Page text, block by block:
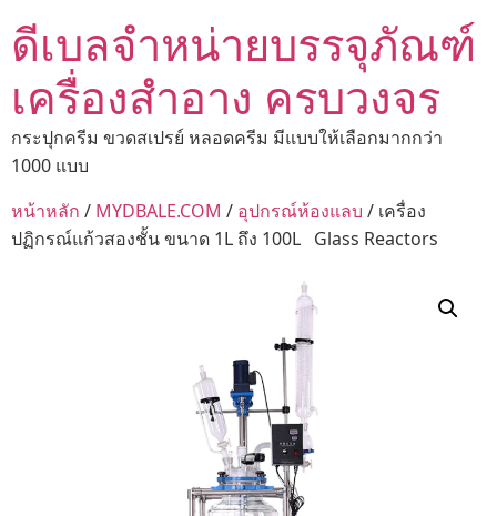
ดีเบลจำหน่ายบรรจุภัณฑ์
เครื่องสำอาง ครบวงจร
กระปุกครีม ขวดสเปรย์ หลอดครีม มีแบบให้เลือกมากกว่า
1000 แบบ
หน้าหลัก / MYDBALE.COM / อุปกรณ์ห้องแลบ / เครื่อง
ปฏิกรณ์แก้วสองชั้น ขนาด 1L ถึง 100L Glass Reactors